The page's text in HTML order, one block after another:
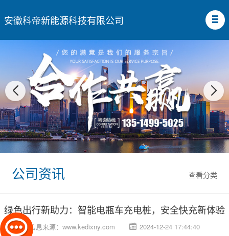
安徽科帝新能源科技有限公司
查看分类
公司资讯
绿色出行新助力：智能电瓶车充电桩，安全快充新体验
信息来源： www.kedixny.com 2024-12-24 17:44:40